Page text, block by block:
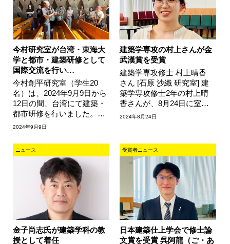
今村研究室が台湾・東海大
学と都市・建築研修として
国際交流を行い…
今村創平研究室（学生20
名）は、2024年9月9日から
12日の間、台湾にて建築・
都市研修を行いました。建
築の学習にあたっては、実
ことがとて…
2024年9月9日
建築学専攻の村上さんが金
武漢賞を受賞
建築学専攻修士 村上晴香
さん [石原 沙織 研究室] 建
築学専攻修士2年の村上晴
香さんが、8月24日に室蘭
工業大学で開催された第16
2024年8月24日
ニュース
金子尚志氏が建築学科の教
授として着任
受賞者ニュース
日本建築仕上学会で修士論
文賞を受賞 呉阿龍（ご・あ